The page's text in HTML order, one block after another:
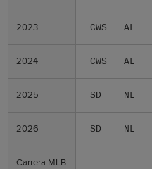
2023 CWS AL
2024 CWS AL
2025 SD NL
2026 SD NL
Carrera MLB - -
2023
2024
2025
2026
Carrera MLB